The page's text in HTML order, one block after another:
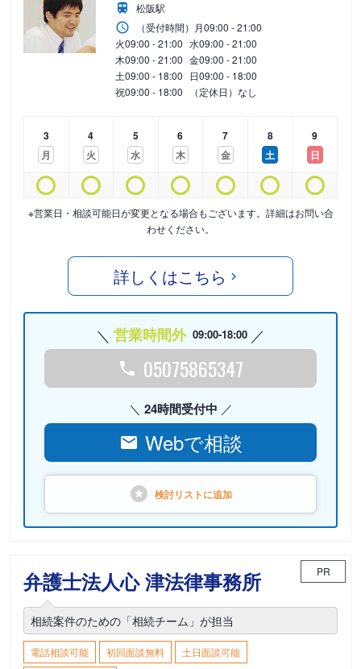
松阪駅
（受付時間） 月09:00 - 21:00
火09:00 - 21:00 水09:00 - 21:00
木09:00 - 21:00 金09:00 - 21:00
土09:00 - 18:00 日09:00 - 18:00
祝09:00 - 18:00 （定休日）なし
3
月
4
火
5
水
6
木
7
金
8
土
9
日
※営業日・相談可能日が変更となる場合もございます。詳細はお問い合
わせください。
詳しくはこちら
営業時間外 09:00-18:00
05075865347
24時間受付中
Webで相談
検討リストに追加
弁護士法人心 津法律事務所 PR
相続案件のための「相続チーム」が担当
電話相談可能 初回面談無料 土日面談可能